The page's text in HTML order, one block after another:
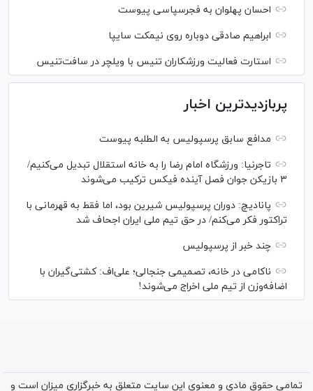
احسان پهلوان به فجرسپاسی پیوست
ابراهیم صادقی دوباره روی نیمکت سایپا
استارت فعالیت ورزشکاران تنیس با ویلچر در سافت‌تنیس
پربازدیدترین اخبار
مدافع سابق پرسپولیس به الطلبه پیوست
تاجرنیا: ورزشگاه امام رضا را به خانه استقلال تبدیل می‌کنیم/
۳ بازیکن جوان فصل آینده فیکس ترکیب می‌شوند
پانادیچ: دوران پرسپولیس شیرین بود، اما فقط به قهرمانی با
تراکتور فکر می‌کنم/ در حق تیم ملی ایران اجحاف شد
چند خبر از پرسپولیس
ناکامی در خانه، تصمیمی جنجالی؛ علی‌اف: کشتی‌گیران با
اضافه‌وزن از تیم ملی اخراج می‌شوند!
تمامی حقوق مادی و معنوی این سایت متعلق به خبرگزاری میزان است و